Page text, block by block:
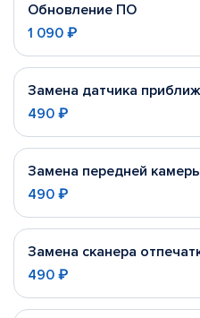
Обновление ПО
1 090 ₽
Замена датчика
490 ₽
Замена передней
490 ₽
Замена сканера
490 ₽